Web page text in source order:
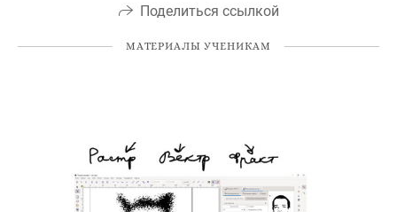
Поделиться ссылкой
МАТЕРИАЛЫ УЧЕНИКАМ